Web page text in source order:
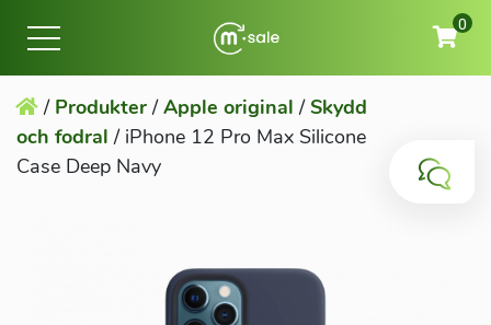
iPad
0
/ Produkter/Apple original /Skydd
och fodral / iPhone 12 Pro Max Silicone
Case Deep Navy